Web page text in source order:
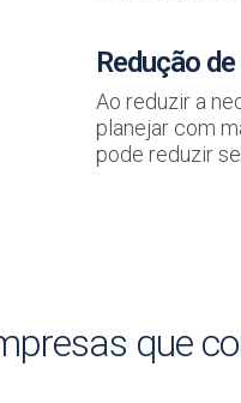
Redução
Ao reduzir a
planejar com
pode reduzir
que